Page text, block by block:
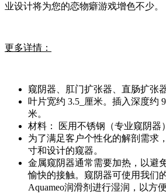
业设计将为您的恋物癖游戏增色不少。
更多详情：
窥阴器、肛门扩张器、直肠扩张
叶片宽约 3.5_厘米。插入深度约
米。
材料： 医用不锈钢（专业窥阴器
为了满足客户个性化的解剖需求
寸和设计的窥器。
金属窥阴器通常需要加热，以避
愉快的接触。窥阴器可使用我们
Aquameo润滑剂进行湿润，以方